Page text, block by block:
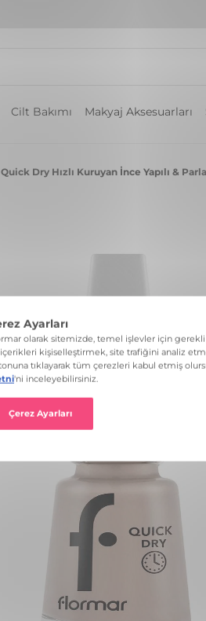
Cilt Bakımı Makyaj Aksesuarları
Quick Dry Hızlı Kuruyan İnce Yapılı &